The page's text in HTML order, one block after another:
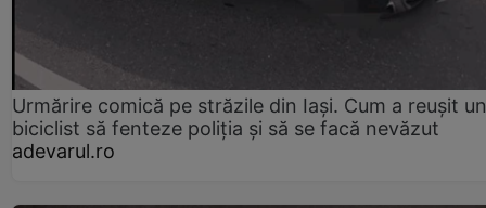
Urmărire comică pe străzile din Iași. Cum a reușit un
biciclist să fenteze poliția și să se facă nevăzut
adevarul.ro